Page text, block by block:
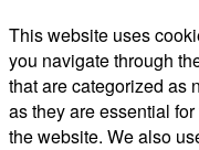
This website uses
you navigate through
that are categorized as
as they are essential
the website. We also